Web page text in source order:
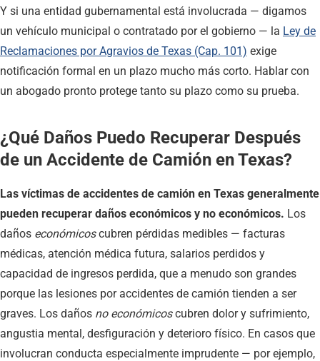
Y si una entidad gubernamental está involucrada — digamos
un vehículo municipal o contratado por el gobierno — la Ley de
Reclamaciones por Agravios de Texas (Cap. 101) exige
notificación formal en un plazo mucho más corto. Hablar con
un abogado pronto protege tanto su plazo como su prueba.
¿Qué Daños Puedo Recuperar Después
de un Accidente de Camión en Texas?
Las víctimas de accidentes de camión en Texas generalmente
pueden recuperar daños económicos y no económicos. Los
daños económicoscubren pérdidas medibles — facturas
médicas, atención médica futura, salarios perdidos y
capacidad de ingresos perdida, que a menudo son grandes
porque las lesiones por accidentes de camión tienden a ser
graves. Los daños no económicoscubren dolor y sufrimiento,
angustia mental, desfiguración y deterioro físico. En casos que
involucran conducta especialmente imprudente — por ejemplo,